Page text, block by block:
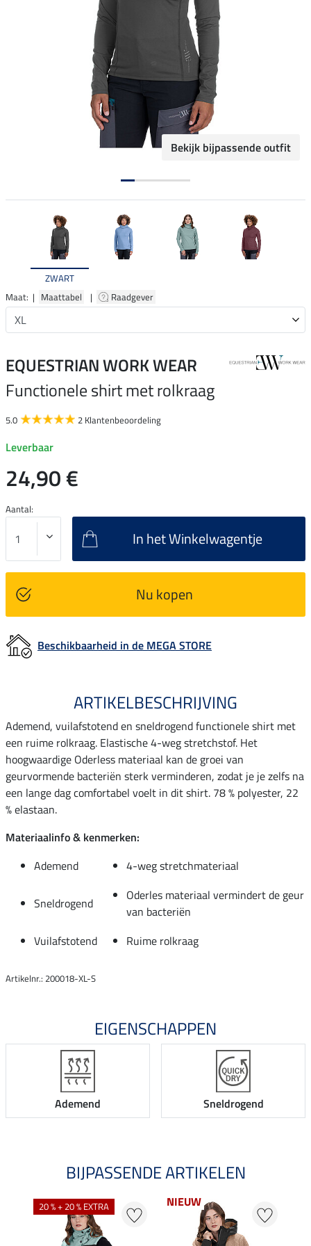
Bekijk bijpassende outfit
ZWART
Maat: | Maattabel | Raadgever
EQUESTRIAN WORK WEAR
Functionele shirt met rolkraag
5.0 2 Klantenbeoordeling
Leverbaar
24,90 €
Aantal:
In het Winkelwagentje
Nu kopen
Beschikbaarheid in de MEGA STORE
ARTIKELBESCHRIJVING
Ademend, vuilafstotend en sneldrogend functionele shirt met
een ruime rolkraag. Elastische 4-weg stretchstof. Het
hoogwaardige Oderless materiaal kan de groei van
geurvormende bacteriën sterk verminderen, zodat je je zelfs na
een lange dag comfortabel voelt in dit shirt. 78 % polyester, 22
% elastaan.
Materiaalinfo & kenmerken:
Ademend
4-weg stretchmateriaal
Sneldrogend
Oderles materiaal vermindert de geur
van bacteriën
Vuilafstotend
Ruime rolkraag
Artikelnr.: 200018-XL-S
EIGENSCHAPPEN
Ademend Sneldrogend
BIJPASSENDE ARTIKELEN
20 % + 20 % EXTRA NIEUW